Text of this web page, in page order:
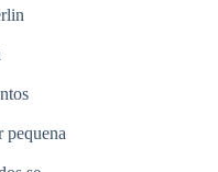
pequena